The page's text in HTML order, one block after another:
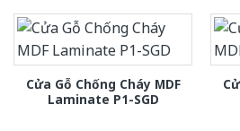
Cửa Gỗ Chống Cháy MDF
Laminate P1-SGD